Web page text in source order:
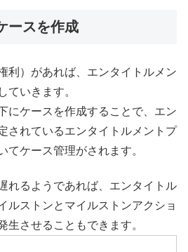
ースを作成
利）があれば、エンタイトルメン
ていきます。
にケースを作成することで、エン
されているエンタイトルメントプ
てケース管理がされます。
れるようであれば、エンタイトル
ルストンとマイルストンアクショ
生させることもできます。